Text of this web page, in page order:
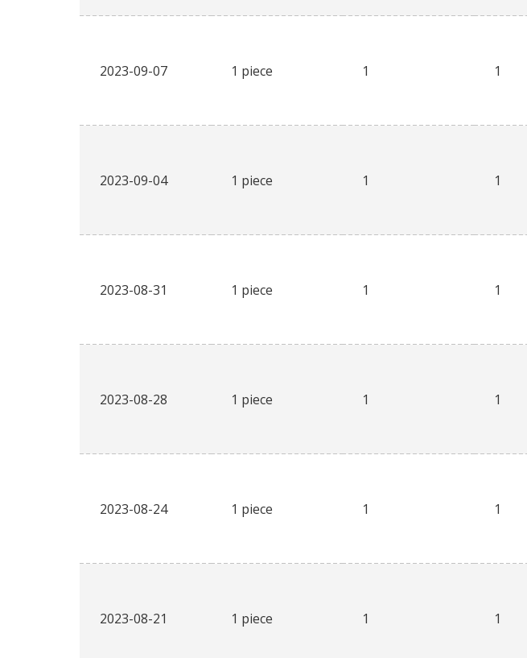
2023-09-07 1 piece 1 1
2023-09-04 1 piece 1 1
2023-08-31 1 piece 1 1
2023-08-28 1 piece 1 1
2023-08-24 1 piece 1 1
2023-08-21 1 piece 1 1